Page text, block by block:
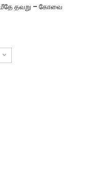
மீதே தவறு – கோவை